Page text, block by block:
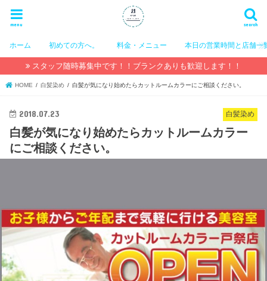
search
menu
ホーム 初めての方へ。 料金・メニュー 本日の営業時間と店舗一
スタッフ随時募集中です！！ブランクありも歓迎します！！
HOME 白髪染め 白髪が気になり始めたらカットルームカラーにご相談ください。
白髪染め
2018.07.23
白髪が気になり始めたらカットルームカラー
にご相談ください。